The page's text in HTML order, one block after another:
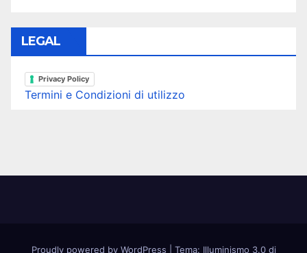
LEGAL
Privacy Policy
Termini e Condizioni di utilizzo
Proudly powered by WordPress Tema: Illuminismo 3.0 di